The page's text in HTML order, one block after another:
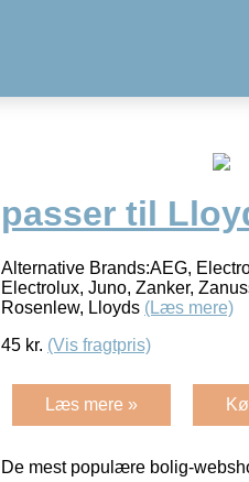
passer til
Alternative Brands:AEG,
Electrolux, Juno, Zanker,
Rosenlew, Lloyds (Læs mere)
45 kr. (Vis fragtpris)
Læs mere »
De mest populære bolig-